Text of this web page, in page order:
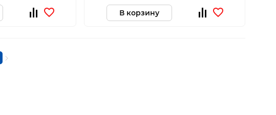
В корзину